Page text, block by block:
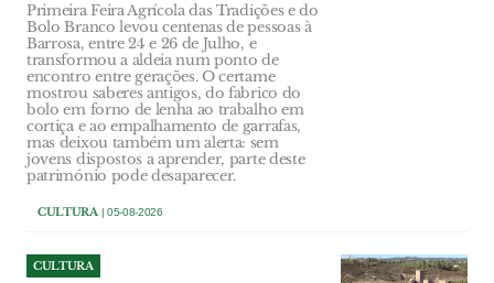
Primeira Feira Agrícola das Tradições e do
Bolo Branco levou centenas de pessoas à
Barrosa, entre 24 e 26 de Julho, e
transformou a aldeia num ponto de
encontro entre gerações. O certame
mostrou saberes antigos, do fabrico do
bolo em forno de lenha ao trabalho em
cortiça e ao empalhamento de garrafas,
mas deixou também um alerta: sem
jovens dispostos a aprender, parte deste
património pode desaparecer.
CULTURA| 05-08-2026
CULTURA